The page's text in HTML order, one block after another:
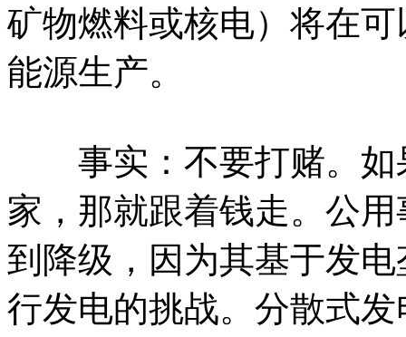
矿物燃料或核电）将在
能源生产。
事实：不要打赌。如
家，那就跟着钱走。公
到降级，因为其基于发
行发电的挑战。分散式